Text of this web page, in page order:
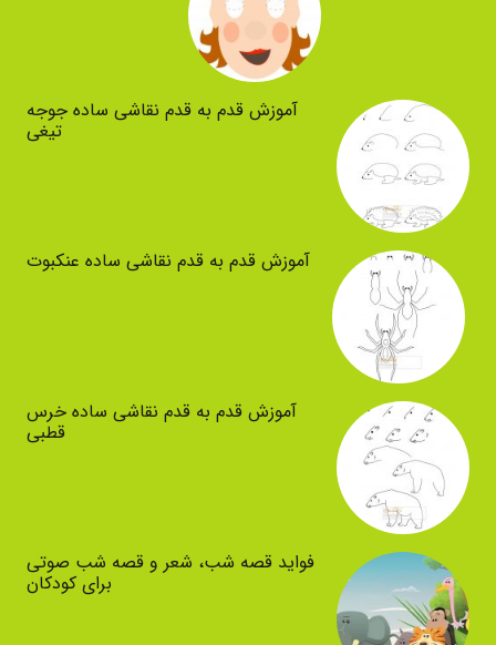
آموزش قدم به قدم نقاشی ساده جوجه
تیغی
آموزش قدم به قدم نقاشی ساده عنکبوت
آموزش قدم به قدم نقاشی ساده خرس
قطبی
فواید قصه شب، شعر و قصه شب صوتی
برای کودکان